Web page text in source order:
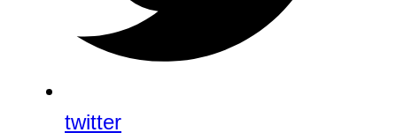
twitter